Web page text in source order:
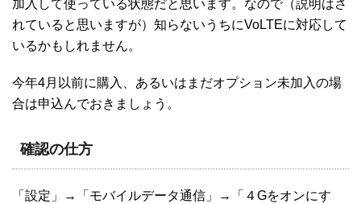
加入して使っている状態だと思います。なので（説明はさ
れていると思いますが）知らないうちにVoLTEに対応して
いるかもしれません。
今年4月以前に購入、あるいはまだオプション未加入の場
合は申込んでおきましょう。
確認の仕方
「設定」→「モバイルデータ通信」→「４Gをオンにす